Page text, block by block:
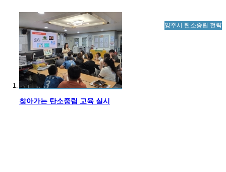
양주시 탄소중립 전략
찾아가는 탄소중립 교육 실시